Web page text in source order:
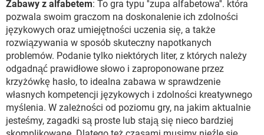
Zabawy z alfabetem: To gra typu ''zupa alfabetowa''. która
pozwala swoim graczom na doskonalenie ich zdolności
językowych oraz umiejętności uczenia się, a także
rozwiązywania w sposób skuteczny napotkanych
problemów. Podanie tylko niektórych liter, z których należy
odgadnąć prawidłowe słowo i zaproponowane przez
krzyżówkę hasło, to idealna zabawa w sprawdzenie
własnych kompetencji językowych i zdolności kreatywnego
myślenia. W zależności od poziomu gry, na jakim aktualnie
jesteśmy, zagadki są proste lub stają się nieco bardziej